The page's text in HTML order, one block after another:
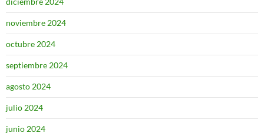
noviembre 2024
octubre 2024
septiembre 2024
agosto 2024
julio 2024
junio 2024